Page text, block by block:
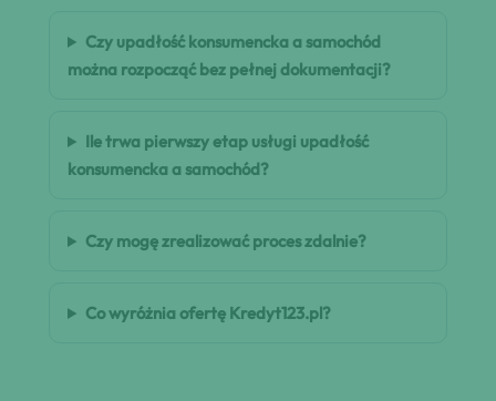
Czy upadłość konsumencka a samochód
można rozpocząć bez pełnej dokumentacji?
Ile trwa pierwszy etap usługi upadłość
konsumencka a samochód?
Czy mogę zrealizować proces zdalnie?
Co wyróżnia ofertę Kredyt123.pl?